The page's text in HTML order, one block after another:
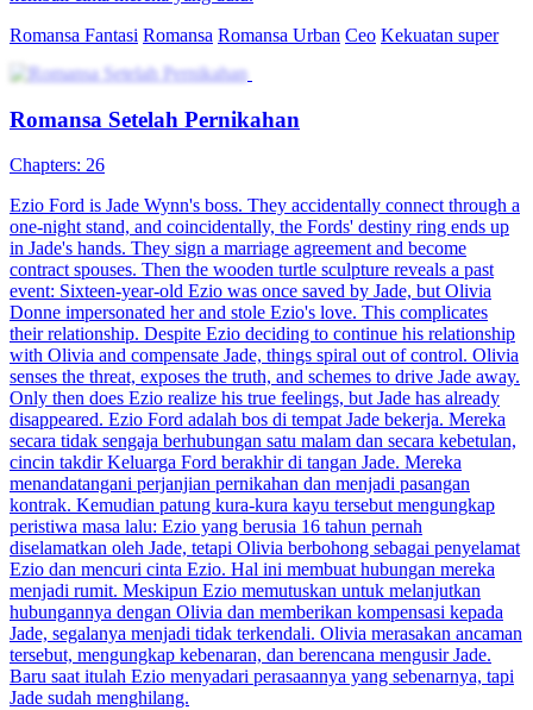
Romansa Fantasi Romansa Romansa Urban Ceo Kekuatan super
Romansa Setelah Pernikahan
Chapters: 26
Ezio Ford is Jade Wynn's boss. They accidentally connect through a
one-night stand, and coincidentally, the Fords' destiny ring ends up
in Jade's hands. They sign a marriage agreement and become
contract spouses. Then the wooden turtle sculpture reveals a past
event: Sixteen-year-old Ezio was once saved by Jade, but Olivia
Donne impersonated her and stole Ezio's love. This complicates
their relationship. Despite Ezio deciding to continue his relationship
with Olivia and compensate Jade, things spiral out of control. Olivia
senses the threat, exposes the truth, and schemes to drive Jade away.
Only then does Ezio realize his true feelings, but Jade has already
disappeared. Ezio Ford adalah bos di tempat Jade bekerja. Mereka
secara tidak sengaja berhubungan satu malam dan secara kebetulan,
cincin takdir Keluarga Ford berakhir di tangan Jade. Mereka
menandatangani perjanjian pernikahan dan menjadi pasangan
kontrak. Kemudian patung kura-kura kayu tersebut mengungkap
peristiwa masa lalu: Ezio yang berusia 16 tahun pernah
diselamatkan oleh Jade, tetapi Olivia berbohong sebagai penyelamat
Ezio dan mencuri cinta Ezio. Hal ini membuat hubungan mereka
menjadi rumit. Meskipun Ezio memutuskan untuk melanjutkan
hubungannya dengan Olivia dan memberikan kompensasi kepada
Jade, segalanya menjadi tidak terkendali. Olivia merasakan ancaman
tersebut, mengungkap kebenaran, dan berencana mengusir Jade.
Baru saat itulah Ezio menyadari perasaannya yang sebenarnya, tapi
Jade sudah menghilang.